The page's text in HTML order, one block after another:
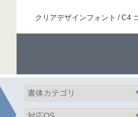
クリアデザインフォント / C4